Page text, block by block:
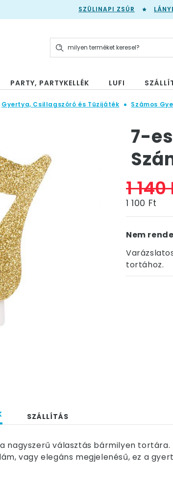
SZÜLINAPI ZSÚR
PARTY, PARTYKELLÉK LUFI
Gyertya, Csillagszóró és Tüzijáték Számos
7-
1 140
1 100 Ft
Nem
tortához.
SZÁLLÍTÁS
nagyszerű választás bármilyen tortára.
vagy elegáns megjelenésű, ez a